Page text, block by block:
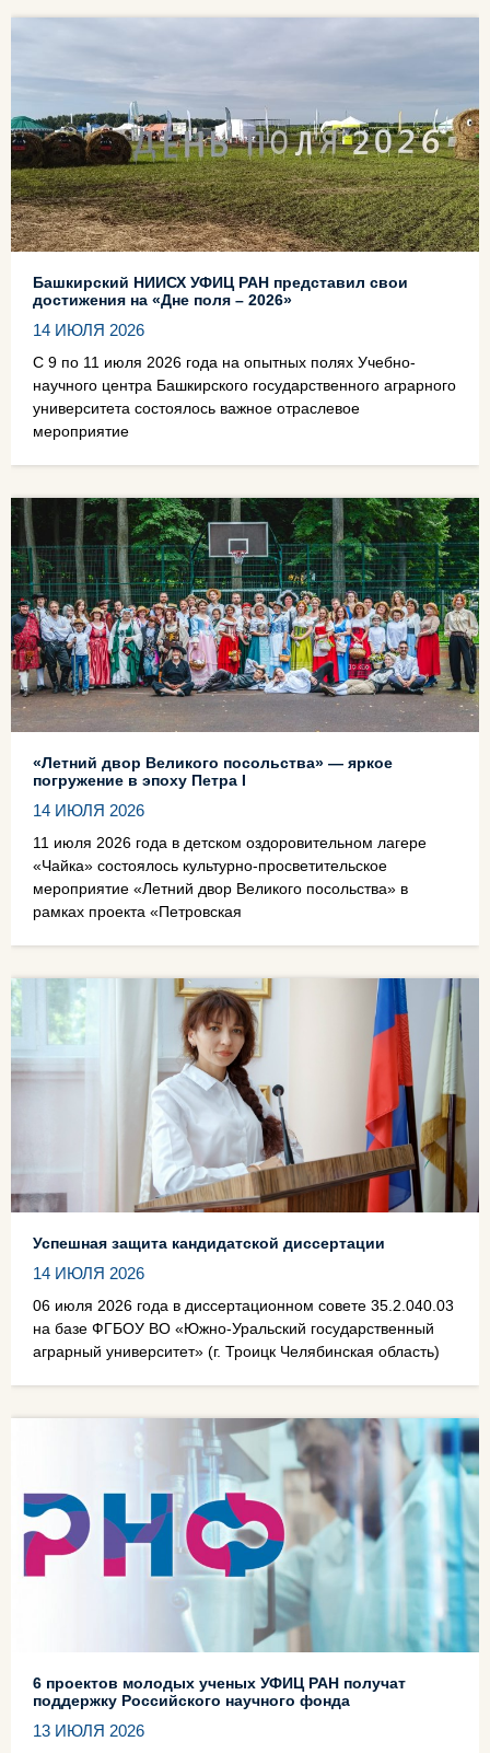
Башкирский НИИСХ УФИЦ РАН представил свои
достижения на «Дне поля – 2026»
14 ИЮЛЯ 2026
С 9 по 11 июля 2026 года на опытных полях Учебно-
научного центра Башкирского государственного аграрного
университета состоялось важное отраслевое
мероприятие
«Летний двор Великого посольства» — яркое
погружение в эпоху Петра I
14 ИЮЛЯ 2026
11 июля 2026 года в детском оздоровительном лагере
«Чайка» состоялось культурно‑просветительское
мероприятие «Летний двор Великого посольства» в
рамках проекта «Петровская
Успешная защита кандидатской диссертации
14 ИЮЛЯ 2026
06 июля 2026 года в диссертационном совете 35.2.040.03
на базе ФГБОУ ВО «Южно-Уральский государственный
аграрный университет» (г. Троицк Челябинская область)
6 проектов молодых ученых УФИЦ РАН получат
поддержку Российского научного фонда
13 ИЮЛЯ 2026